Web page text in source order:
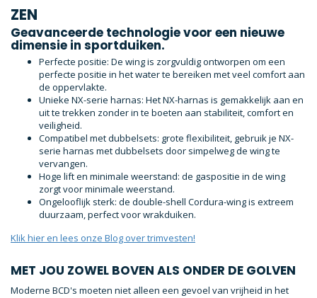
ZEN
Geavanceerde technologie voor een nieuwe
dimensie in sportduiken.
Perfecte positie: De wing is zorgvuldig ontworpen om een
perfecte positie in het water te bereiken met veel comfort aan
de oppervlakte.
Unieke NX-serie harnas: Het NX-harnas is gemakkelijk aan en
uit te trekken zonder in te boeten aan stabiliteit, comfort en
veiligheid.
Compatibel met dubbelsets: grote flexibiliteit, gebruik je NX-
serie harnas met dubbelsets door simpelweg de wing te
vervangen.
Hoge lift en minimale weerstand: de gaspositie in de wing
zorgt voor minimale weerstand.
Ongelooflijk sterk: de double-shell Cordura-wing is extreem
duurzaam, perfect voor wrakduiken.
Klik hier en lees onze Blog over trimvesten!
MET JOU ZOWEL BOVEN ALS ONDER DE GOLVEN
Moderne BCD's moeten niet alleen een gevoel van vrijheid in het